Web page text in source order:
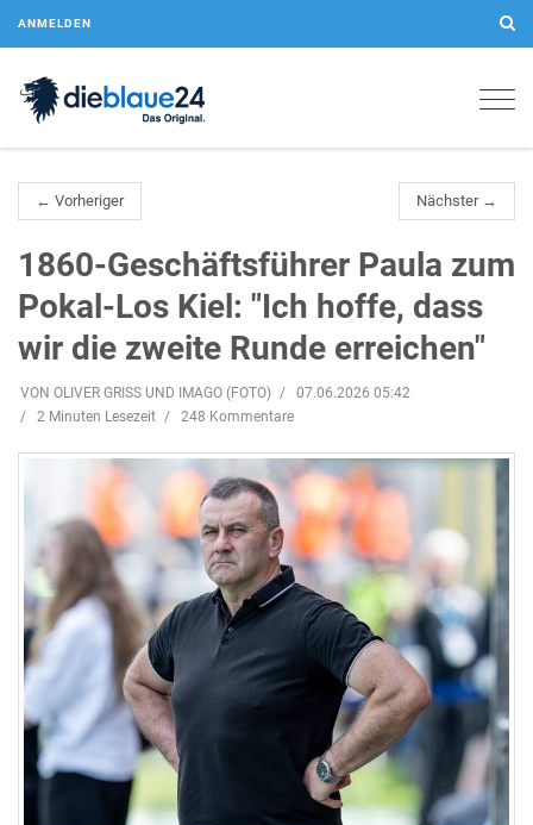
ANMELDEN
← Vorheriger Nächster →
1860-Geschäftsführer Paula zum
Pokal-Los Kiel: "Ich hoffe, dass
wir die zweite Runde erreichen"
VON OLIVER GRISS UND IMAGO (FOTO)
07.06.2026 05:42
2 Minuten Lesezeit
248 Kommentare